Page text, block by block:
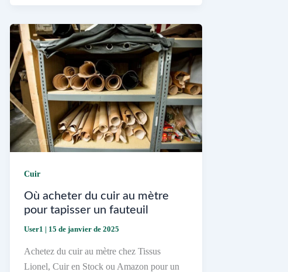
Beauté
du
Cuir
Cuir
Où acheter du cuir au mètre
pour tapisser un fauteuil
User1 | 15 de janvier de 2025
Achetez du cuir au mètre chez Tissus
Lionel, Cuir en Stock ou Amazon pour un